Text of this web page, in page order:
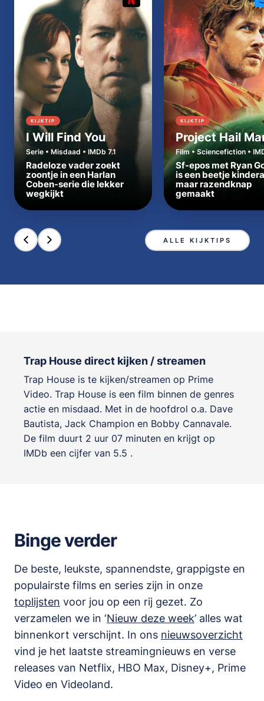
KIJKTIP
I Will Find You
Serie • Misdaad • IMDb 7.1
Radeloze vader zoekt
zoontje in een Harlan
Coben-serie die lekker
wegkijkt
KIJKTIP
Project Hail
Film • Sciencefiction •
Sf-epos met Ryan
is een beetje
maar razendknap
gemaakt
ALLE KIJKTIPS
Trap House direct kijken / streamen
Trap House is te kijken/streamen op Prime
Video. Trap House is een film binnen de genres
actie en misdaad. Met in de hoofdrol o.a. Dave
Bautista, Jack Champion en Bobby Cannavale.
De film duurt 2 uur 07 minuten en krijgt op
IMDb een cijfer van 5.5 .
Binge verder
De beste, leukste, spannendste, grappigste en
populairste films en series zijn in onze
toplijsten voor jou op een rij gezet. Zo
verzamelen we in ‘Nieuw deze week’ alles wat
binnenkort verschijnt. In ons nieuwsoverzicht
vind je het laatste streamingnieuws en verse
releases van Netflix, HBO Max, Disney+, Prime
Video en Videoland.